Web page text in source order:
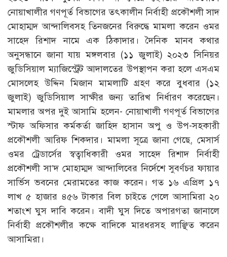
নোয়াখালীর গণপূর্ত বিভাগের তৎকালীন নির্বাহী প্রকৌশলী সাদ
মোহাম্মদ আন্দালিবসহ তিনজনের বিরুদ্ধে মামলা করেন ওমর
সাহেদ রিশাদ নামে এক ঠিকাদার। দৈনিক মানব কথার
অনুসন্ধানে জানা যায় মঙ্গলবার (১১ জুলাই) ২০২৩ সিনিয়র
জুডিসিয়াল ম্যাজিস্ট্রেট আদালতের উপস্থাপন করা হলে এসএম
মোসলেহ উদ্দিন মিজান মামলাটি গ্রহণ করে বুধবার (১২
জুলাই) জুডিসিয়াল সাক্ষীর জন্য তারিখ নির্ধারণ করেছেন।
মামলার অপর দুই আসামি হলেন- নোয়াখালী গণপূর্ত বিভাগের
স্টাফ অফিসার কর্মকর্তা জাহিদ হাসান অপু ও উপ-সহকারী
প্রকৌশলী আরিফ শিকদার। মামলা সূত্রে জানা গেছে, মেসার্স
ওমর ট্রেডার্সের স্বত্বাধিকারী ওমর সাহেদ রিশাদ নির্বাহী
প্রকৌশলী সা’দ মোহাম্মদ আন্দালিবের নির্দেশে সুবর্ণচর ফায়ার
সার্ভিস ভবনের মেরামতের কাজ করেন। গত ১৬ এপ্রিল ১৭
লাখ ৫ হাজার ৪৫৬ টাকার বিল চাইতে গেলে আসামিরা ২০
শতাংশ ঘুস দাবি করেন। বাদী ঘুস দিতে অপারগতা জানালে
নির্বাহী প্রকৌশলীর কক্ষে বাদিকে মারধরসহ লাঞ্ছিত করেন
আসামিরা।